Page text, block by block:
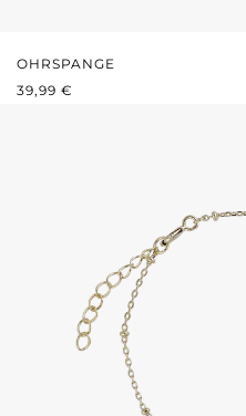
OHRSPANGE
REGULÄRER PREIS:
39,99 €